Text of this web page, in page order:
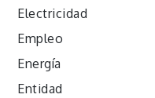
Electricidad
Empleo
Energía
Entidad